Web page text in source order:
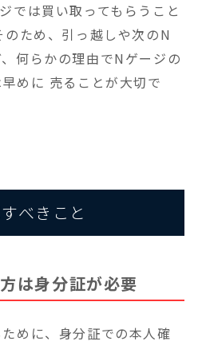
では買い取ってもらうこと
ため、引っ越しや次のN
何らかの理由でNゲージの
めに 売ることが大切で
べきこと
は身分証が必要
めに、身分証での本人確